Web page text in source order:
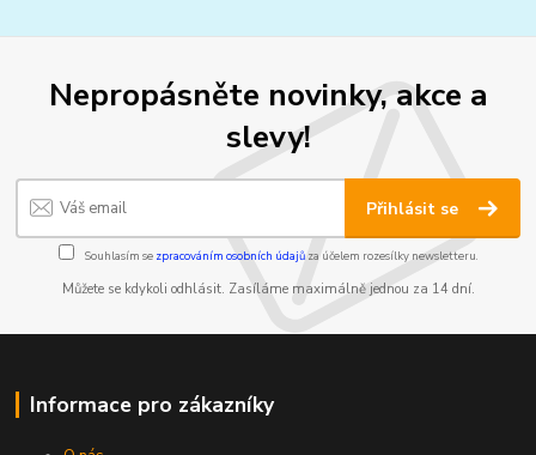
Nepropásněte novinky, akce a
slevy!
Přihlásit se
Souhlasím se zpracováním osobních údajůza účelem rozesílky newsletteru.
Můžete se kdykoli odhlásit. Zasíláme maximálně jednou za 14 dní.
Informace pro zákazníky